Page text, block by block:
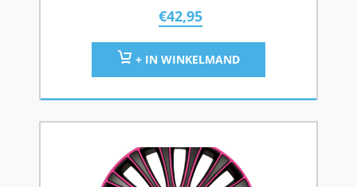
€42,95
+ IN WINKELMAND